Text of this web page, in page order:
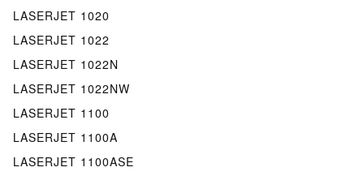
LASERJET 1020
LASERJET 1022
LASERJET 1022N
LASERJET 1022NW
LASERJET 1100
LASERJET 1100A
LASERJET 1100ASE